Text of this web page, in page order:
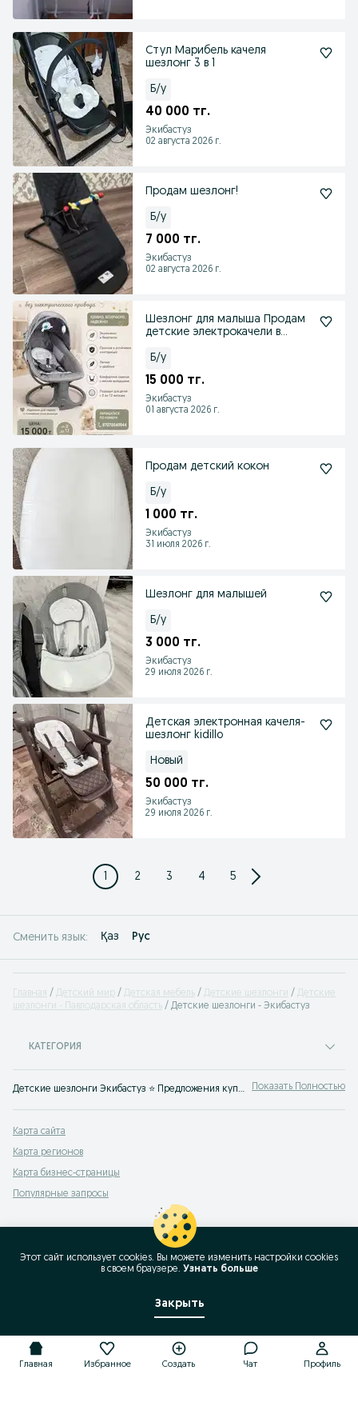
Стул Марибель качеля
шезлонг 3 в 1
Б/у
40 000 тг.
Экибастуз
02 августа 2026 г.
Продам шезлонг!
Б/у
7 000 тг.
Экибастуз
02 августа 2026 г.
Шезлонг для малыша Продам
детские электрокачели в
Б/у
15 000 тг.
Экибастуз
01 августа 2026 г.
Продам детский кокон
Б/у
1 000 тг.
Экибастуз
31 июля 2026 г.
Шезлонг для малышей
Б/у
3 000 тг.
Экибастуз
29 июля 2026 г.
Детская электронная качеля-
шезлонг kidillo
Новый
50 000 тг.
Экибастуз
29 июля 2026 г.
1 2 3 4 5
Сменить язык: Қаз Рус
Главная Детский мир Детская мебель Детские шезлонги
Детские
шезлонги - Павлодарская область
Детские шезлонги - Экибастуз
КАТЕГОРИЯ
Детские шезлонги Экибастуз ⭐ Предложения купить / продать шезлонги новые или бу от магазинов и частных лиц ✔️ Новые и бу товары для детей на OLX.kz! Показать Полностью
Карта сайта
Карта регионов
Карта бизнес-страницы
Популярные запросы
Главная Избранное Создать Чат Профиль
Этот сайт использует cookies. Вы можете изменить настройки cookies
в своeм браузере. Узнать больше
Закрыть